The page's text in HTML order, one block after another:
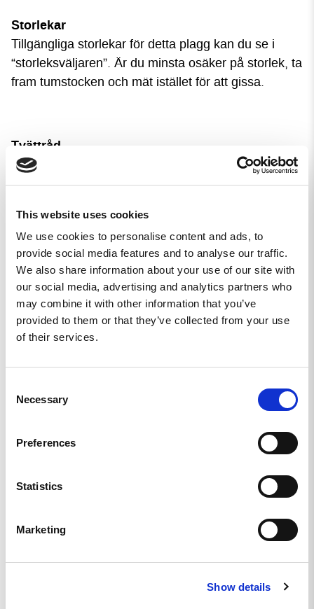
This website uses cookies
We use cookies to personalise content and ads, to
provide social media features and to analyse our traffic.
We also share information about your use of our site with
our social media, advertising and analytics partners who
may combine it with other information that you’ve
provided to them or that they’ve collected from your use
of their services.
Selection
Necessary
Preferences
Statistics
Marketing
Show details
Storlekar
Tillgängliga storlekar för detta plagg kan du se i
“storleksväljaren”. Är du minsta osäker på storlek, ta
fram tumstocken och mät istället för att gissa.
Tvättråd
Tvättas upp till 40 grader. Men du sparar både på
miljö och tischa genom att tvätta den i 30 grader,
ändå hålla sig fräscha.
Recensioner